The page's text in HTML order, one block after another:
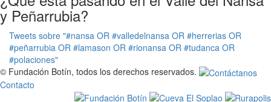
y Peñarrubia?
Tweets sobre "#nansa OR #valledelnansa OR #herrerias OR
#peñarrubia OR #lamason OR #rionansa OR #tudanca OR
#polaciones"
© Fundación Botín, todos los derechos reservados.
Contacto